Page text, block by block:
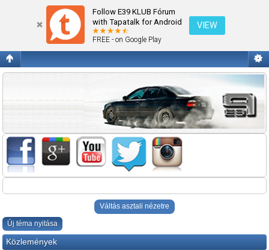
Follow E39 KLUB Fórum
with Tapatalk for Android
FREE - on Google Play
VIEW
Ami máshova nem való!
Váltás asztali nézetre
Új téma nyitása
Közlemények